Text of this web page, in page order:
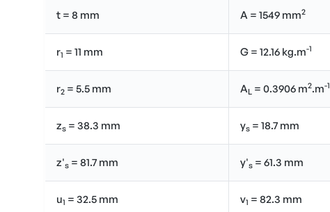
t = 8 mm A = 1549 mm2
r1 = 11 mm G = 12.16 kg.m-1
r2 = 5.5 mm AL = 0.3906 m2.m-1
zs = 38.3 mm ys = 18.7 mm
z's = 81.7 mm y's = 61.3 mm
u1 = 32.5 mm v1 = 82.3 mm